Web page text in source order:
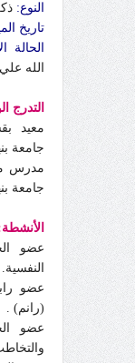
النوع:
تاريخ
الحالة
الله
التدرج
معيد
جامعة بنها من
مدرس
جامعة بنها
عضو
النفسية.
عضو
(رانم) .
عضو